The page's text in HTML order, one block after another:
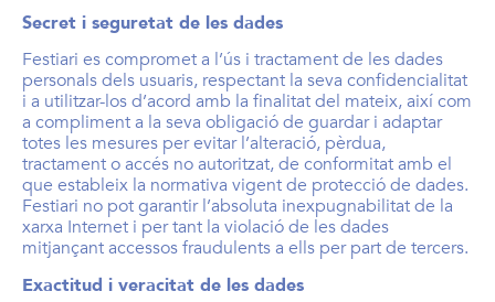
Secret i seguretat de les dades
Festiari es compromet a l’ús i tractament de les dades
personals dels usuaris, respectant la seva confidencialitat
i a utilitzar-los d’acord amb la finalitat del mateix, així com
a compliment a la seva obligació de guardar i adaptar
totes les mesures per evitar l’alteració, pèrdua,
tractament o accés no autoritzat, de conformitat amb el
que estableix la normativa vigent de protecció de dades.
Festiari no pot garantir l’absoluta inexpugnabilitat de la
xarxa Internet i per tant la violació de les dades
mitjançant accessos fraudulents a ells per part de tercers.
Exactitud i veracitat de les dades